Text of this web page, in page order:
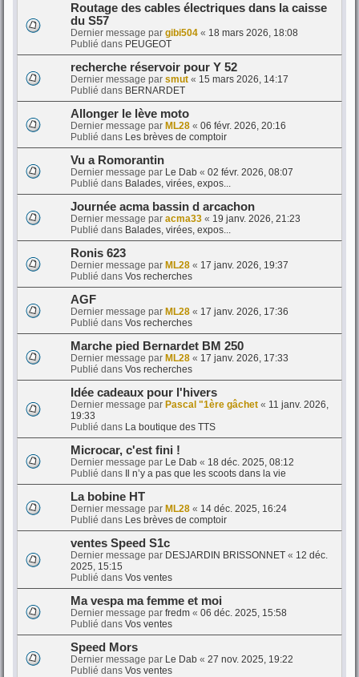
Routage des cables électriques dans la caisse
du S57
Dernier message par gibi504 « 18 mars 2026, 18:08
Publié dans PEUGEOT
recherche réservoir pour Y 52
Dernier message par smut « 15 mars 2026, 14:17
Publié dans BERNARDET
Allonger le lève moto
Dernier message par ML28 « 06 févr. 2026, 20:16
Publié dans Les brèves de comptoir
Vu a Romorantin
Dernier message par Le Dab « 02 févr. 2026, 08:07
Publié dans Balades, virées, expos...
Journée acma bassin d arcachon
Dernier message par acma33 « 19 janv. 2026, 21:23
Publié dans Balades, virées, expos...
Ronis 623
Dernier message par ML28 « 17 janv. 2026, 19:37
Publié dans Vos recherches
AGF
Dernier message par ML28 « 17 janv. 2026, 17:36
Publié dans Vos recherches
Marche pied Bernardet BM 250
Dernier message par ML28 « 17 janv. 2026, 17:33
Publié dans Vos recherches
Idée cadeaux pour l'hivers
Dernier message par Pascal "1ère gâchet « 11 janv. 2026,
19:33
Publié dans La boutique des TTS
Microcar, c'est fini !
Dernier message par Le Dab « 18 déc. 2025, 08:12
Publié dans Il n’y a pas que les scoots dans la vie
La bobine HT
Dernier message par ML28 « 14 déc. 2025, 16:24
Publié dans Les brèves de comptoir
ventes Speed S1c
Dernier message par DESJARDIN BRISSONNET « 12 déc.
2025, 15:15
Publié dans Vos ventes
Ma vespa ma femme et moi
Dernier message par fredm « 06 déc. 2025, 15:58
Publié dans Vos ventes
Speed Mors
Dernier message par Le Dab « 27 nov. 2025, 19:22
Publié dans Vos ventes